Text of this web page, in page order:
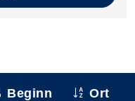
Beginn Ort